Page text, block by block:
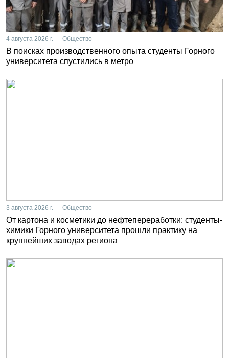
4 августа 2026 г. — Общество
В поисках производственного опыта студенты Горного
университета спустились в метро
3 августа 2026 г. — Общество
От картона и косметики до нефтепереработки: студенты-
химики Горного университета прошли практику на
крупнейших заводах региона